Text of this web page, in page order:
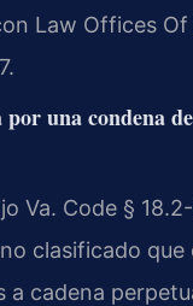
Law Offices Of
por una condena
Va. Code §
clasificado que
a cadena